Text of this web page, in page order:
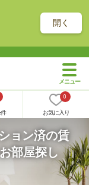
開く
0
お気に入り
ョン済の賃
お部屋探し